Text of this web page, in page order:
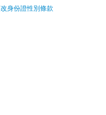
身份證性別條款